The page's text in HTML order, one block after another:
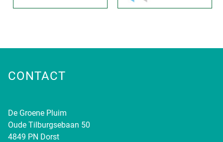
CONTACT
De Groene Pluim
Oude Tilburgsebaan 50
4849 PN Dorst